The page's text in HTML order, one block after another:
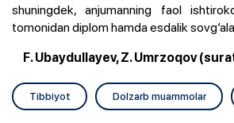
shuningdek, anjumanning faol
tomonidan diplom hamda esdalik
F. Ubaydullayev, Z. Umrzoqov
Tibbiyot Dolzarb muammolar